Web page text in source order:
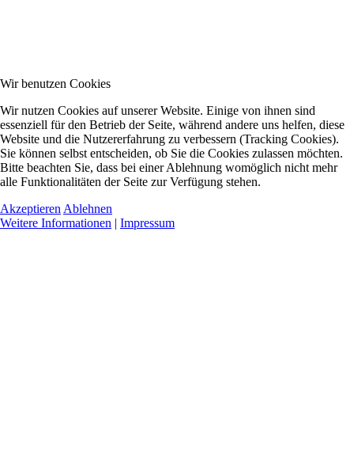
Wir benutzen Cookies
Wir nutzen Cookies auf unserer Website. Einige von ihnen sind
essenziell für den Betrieb der Seite, während andere uns helfen, diese
Website und die Nutzererfahrung zu verbessern (Tracking Cookies).
Sie können selbst entscheiden, ob Sie die Cookies zulassen möchten.
Bitte beachten Sie, dass bei einer Ablehnung womöglich nicht mehr
alle Funktionalitäten der Seite zur Verfügung stehen.
Akzeptieren Ablehnen
Weitere Informationen | Impressum